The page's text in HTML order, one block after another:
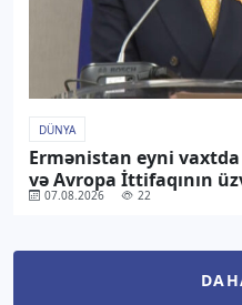
DÜNYA
Ermənistan eyni
və Avropa İttifaqının
07.08.2026 22